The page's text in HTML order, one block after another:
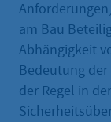
am Bau
Abhängigkeit
Bedeutung
der Regel in